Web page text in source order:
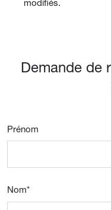
modifiés.
Demande de
Prénom
Nom*